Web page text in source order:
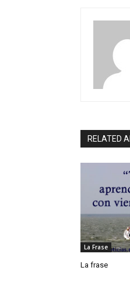
RELATED
La Frase
La frase